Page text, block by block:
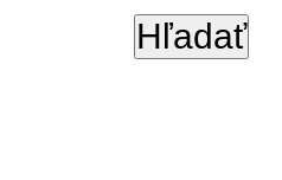
Hľadať